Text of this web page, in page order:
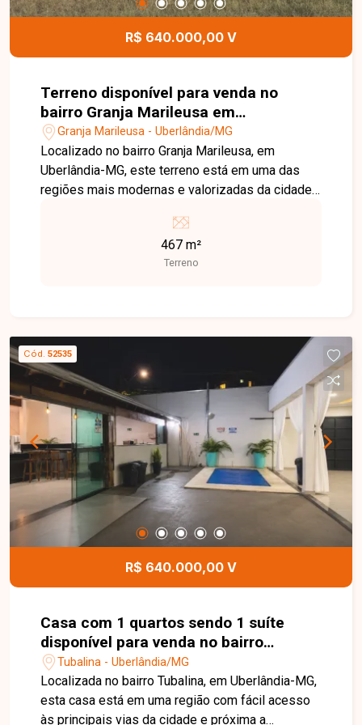
detalhes deste terreno no Jardim Patrícia.
R$ 640.000,00 V
Terreno disponível para venda no
bairro Granja Marileusa em
Uberlândia-MG
Granja Marileusa - Uberlândia/MG
Localizado no bairro Granja Marileusa, em
Uberlândia-MG, este terreno está em uma das
regiões mais modernas e valorizadas da cidade,
diferenciado, excelente infraestrutura e fácil
acesso às principais avenidas. O bairro oferece
qualidade de vida, segurança e proximidade com
Condomínio Alphaville 1, um empreendimento de
alto padrão que proporciona segurança,
exclusividade e um ambiente ideal para quem
deseja investir ou construir a casa dos sonhos
em uma região de constante valorização. Esta é
uma excelente oportunidade para adquirir um
terreno em um dos condomínios mais desejados
de Uberlândia. Entre em contato e agende uma
visita para conhecer todos os detalhes deste
imóvel e o potencial que ele oferece.
467 m²
Terreno
Cód. 52535
R$ 640.000,00 V
Casa com 1 quartos sendo 1 suíte
disponível para venda no bairro
Tubalina em Uberlândia-MG
Tubalina - Uberlândia/MG
Localizada no bairro Tubalina, em Uberlândia-MG,
esta casa está em uma região com fácil acesso
às principais vias da cidade e próxima a